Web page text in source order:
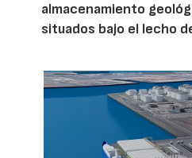
almacenamiento
situados bajo el lecho